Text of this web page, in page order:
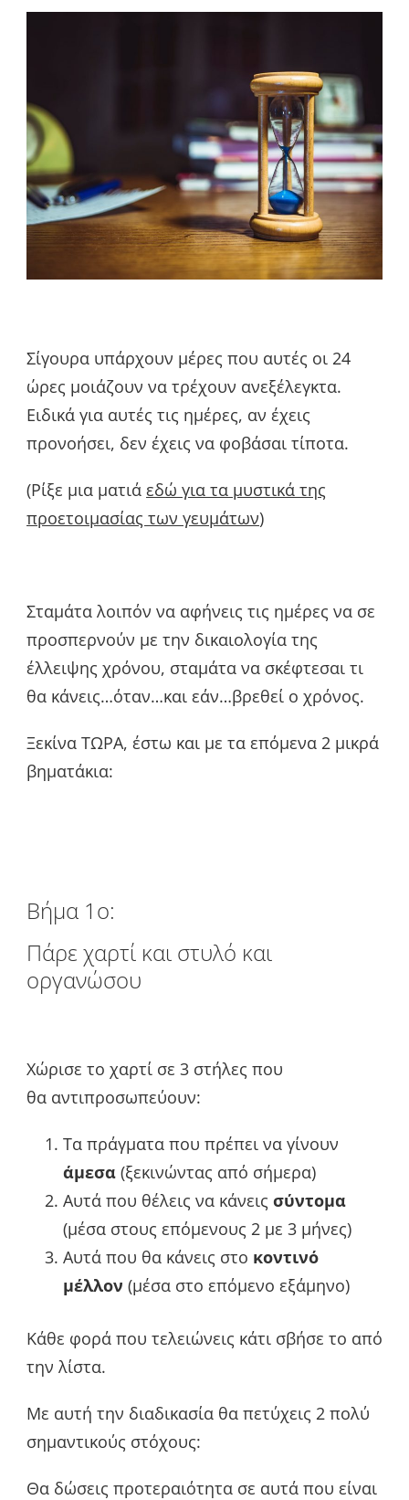
Σίγουρα υπάρχουν μέρες που αυτές οι 24
ώρες μοιάζουν να τρέχουν ανεξέλεγκτα.
Ειδικά για αυτές τις ημέρες, αν έχεις
προνοήσει, δεν έχεις να φοβάσαι τίποτα.
(Ρίξε μια ματιά εδώ για τα μυστικά της
προετοιμασίας των γευμάτων)
Σταμάτα λοιπόν να αφήνεις τις ημέρες να σε
προσπερνούν με την δικαιολογία της
έλλειψης χρόνου, σταμάτα να σκέφτεσαι τι
θα κάνεις…όταν…και εάν…βρεθεί ο χρόνος.
Ξεκίνα ΤΩΡΑ, έστω και με τα επόμενα 2 μικρά
βηματάκια:
Βήμα 1ο:
Πάρε χαρτί και στυλό και
οργανώσου
Χώρισε το χαρτί σε 3 στήλες που
θα αντιπροσωπεύουν:
Τα πράγματα που πρέπει να γίνουν
άμεσα (ξεκινώντας από σήμερα)
Αυτά που θέλεις να κάνεις σύντομα
(μέσα στους επόμενους 2 με 3 μήνες)
Αυτά που θα κάνεις στο κοντινό
μέλλον (μέσα στο επόμενο εξάμηνο)
Κάθε φορά που τελειώνεις κάτι σβήσε το από
την λίστα.
Με αυτή την διαδικασία θα πετύχεις 2 πολύ
σημαντικούς στόχους:
Θα δώσεις προτεραιότητα σε αυτά που είναι